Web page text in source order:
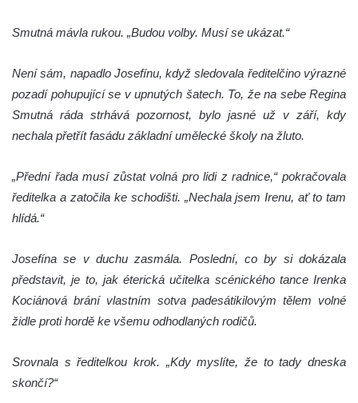
Smutná mávla rukou. „Budou volby. Musí se ukázat.“
Není sám, napadlo Josefínu, když sledovala ředitelčino výrazné
pozadí pohupující se v upnutých šatech. To, že na sebe Regina
Smutná ráda strhává pozornost, bylo jasné už v září, kdy
nechala přetřít fasádu základní umělecké školy na žluto.
„Přední řada musí zůstat volná pro lidi z radnice,“ pokračovala
ředitelka a zatočila ke schodišti. „Nechala jsem Irenu, ať to tam
hlídá.“
Josefína se v duchu zasmála. Poslední, co by si dokázala
představit, je to, jak éterická učitelka scénického tance Irenka
Kociánová brání vlastním sotva padesátikilovým tělem volné
židle proti hordě ke všemu odhodlaných rodičů.
Srovnala s ředitelkou krok. „Kdy myslíte, že to tady dneska
skončí?“